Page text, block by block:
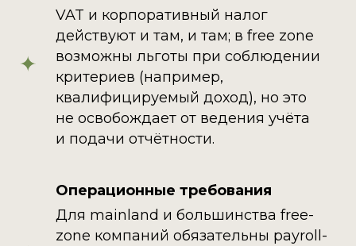
VAT и корпоративный налог
действуют и там, и там; в free zone
возможны льготы при соблюдении
критериев (например,
квалифицируемый доход), но это
не освобождает от ведения учёта
и подачи отчётности.
Операционные требования
Для mainland и большинства free-
zone компаний обязательны payroll-